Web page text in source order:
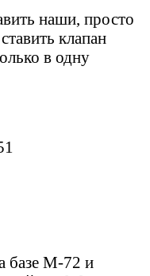
наши, просто
клапан
в одну
базе М-72 и